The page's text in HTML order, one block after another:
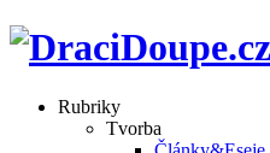
Rubriky
Tvorba